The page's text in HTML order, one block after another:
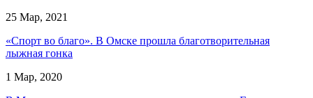
25 Мар, 2021
«Спорт во благо». В Омске прошла благотворительная
лыжная гонка
1 Мар, 2020